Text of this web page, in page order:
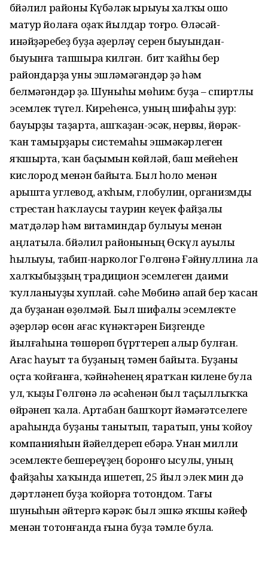
Әбйәлил районы Күбәләк ырыуы халҡы ошо
матур йолаға оҙаҡ йылдар тоғро. Өләсәй-
инәйҙәребеҙ буҙа әҙерләү серен быуындан-
быуынға тапшыра килгән. Ә бит ҡайһы бер
райондарҙа уны эшләмәгәндәр ҙә һәм
белмәгәндәр ҙә. Шуныһы мөһим: буҙа – спиртлы
эсемлек түгел. Киреһенсә, уның шифаһы ҙур:
бауырҙы таҙарта, ашҡаҙан-эсәк, нервы, йөрәк-
ҡан тамырҙары системаһы эшмәкәрлеген
яҡшырта, ҡан баҫымын көйләй, баш мейеһен
кислород менән байыта. Был һоло менән
арышта углевод, аҡһым, глобулин, организмды
стрестан һаҡлаусы таурин кеүек файҙалы
матдәләр һәм витаминдар булыуы менән
аңлатыла. Әбйәлил районының Өскүл ауылы
һылыуы, табип-нарколог Гөлгөнә Ғәйнуллина ла
халҡыбыҙҙың традицион эсемлеген даими
ҡулланыуҙы хуплай. Әсәһе Мөбинә апай бер ҡасан
да буҙанан өҙөлмәй. Был шифалы эсемлекте
әҙерләр өсөн ағас күнәктәрен Биҙгенде
йылғаһына төшөрөп бүрттереп алыр булған.
Ағас һауыт та буҙаның тәмен байыта. Буҙаны
оҫта ҡойғанға, ҡәйнәһенең яратҡан килене була
ул, ҡыҙы Гөлгөнә лә әсәһенән был таҫыллыҡҡа
өйрәнеп ҡала. Артабан башҡорт йәмәғәтселеге
араһында буҙаны танытып, таратып, уны ҡойоу
компанияһын йәйелдереп ебәрә. Унан милли
эсемлекте бешереүҙең боронғо ысулы, уның
файҙаһы хаҡында ишетеп, 25 йыл элек мин дә
дәртләнеп буҙа ҡойорға тотондом. Тағы
шуныһын әйтергә кәрәк: был эшкә яҡшы кәйеф
менән тотонғанда ғына буҙа тәмле була.